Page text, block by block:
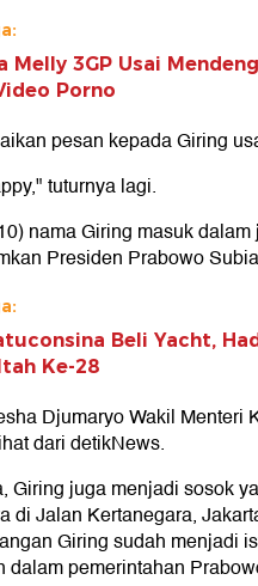
Melly 3GP Usai
Porno
pesan kepada Giring
tuturnya lagi.
nama Giring masuk
Presiden Prabowo
Beli Yacht,
Ke-28
Djumaryo Wakil Menteri
dari detikNews.
Giring juga menjadi sosok
di Jalan Kertanegara,
Giring sudah menjadi
dalam pemerintahan